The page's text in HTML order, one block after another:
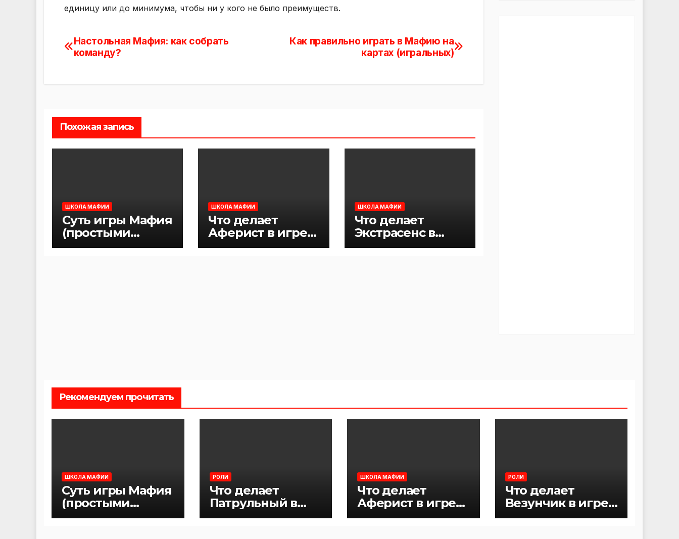
единицу или до минимума, чтобы ни у кого не было преимуществ.
Навигация
записям
Как правильно играть в Мафию на
картах (игральных)
Настольная Мафия: как собрать
команду?
Похожая запись
ШКОЛА МАФИИ
Суть игры Мафия
(простыми
словами)
ШКОЛА МАФИИ
Что делает
Аферист в игре
Мафия
ШКОЛА МАФИИ
Что делает
Экстрасенс в
игре Мафия
Рекомендуем прочитать
ШКОЛА МАФИИ
Суть игры Мафия
(простыми
словами)
РОЛИ
Что делает
Патрульный в
игре Мафия
ШКОЛА МАФИИ
Что делает
Аферист в игре
Мафия
РОЛИ
Что делает
Везунчик в игре
Мафия?